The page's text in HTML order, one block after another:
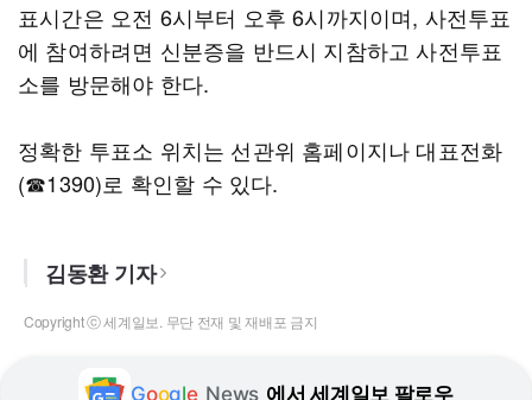
표시간은 오전 6시부터 오후 6시까지이며, 사전투표
에 참여하려면 신분증을 반드시 지참하고 사전투표
소를 방문해야 한다.
정확한 투표소 위치는 선관위 홈페이지나 대표전화
(☎1390)로 확인할 수 있다.
김동환 기자
Copyright ⓒ 세계일보. 무단 전재 및 재배포 금지
Google News 에서 세계일보 팔로우